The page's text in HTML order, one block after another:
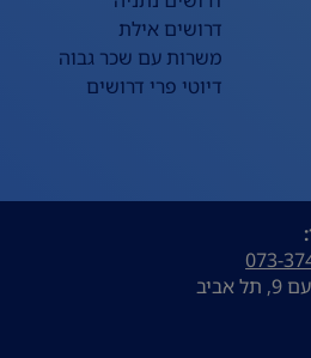
דרושים אילת
משרות עם שכר גבוה
דיוטי פרי דרושים
073-